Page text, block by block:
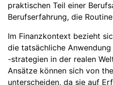
praktischen Teil einer
Berufserfahrung, die
Im Finanzkontext bezieht
die tatsächliche
-strategien in der realen
Ansätze können sich von
unterscheiden, da sie auf